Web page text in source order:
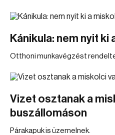
Kánikula: nem nyit ki
Otthoni munkavégzést
Vizet osztanak a
buszállomáson
Párakapuk is üzemelnek.